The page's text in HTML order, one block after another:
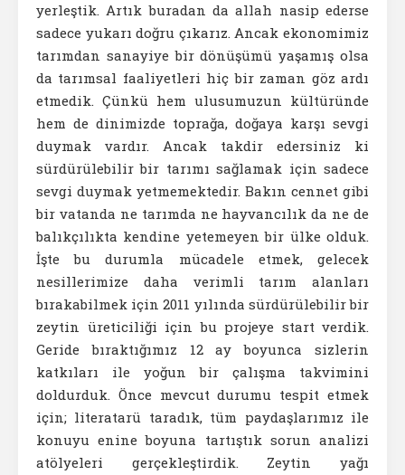
yerleştik. Artık buradan da allah nasip ederse
sadece yukarı doğru çıkarız. Ancak ekonomimiz
tarımdan sanayiye bir dönüşümü yaşamış olsa
da tarımsal faaliyetleri hiç bir zaman göz ardı
etmedik. Çünkü hem ulusumuzun kültüründe
hem de dinimizde toprağa, doğaya karşı sevgi
duymak vardır. Ancak takdir edersiniz ki
sürdürülebilir bir tarımı sağlamak için sadece
sevgi duymak yetmemektedir. Bakın cennet gibi
bir vatanda ne tarımda ne hayvancılık da ne de
balıkçılıkta kendine yetemeyen bir ülke olduk.
İşte bu durumla mücadele etmek, gelecek
nesillerimize daha verimli tarım alanları
bırakabilmek için 2011 yılında sürdürülebilir bir
zeytin üreticiliği için bu projeye start verdik.
Geride bıraktığımız 12 ay boyunca sizlerin
katkıları ile yoğun bir çalışma takvimini
doldurduk. Önce mevcut durumu tespit etmek
için; literatarü taradık, tüm paydaşlarımız ile
konuyu enine boyuna tartıştık sorun analizi
atölyeleri gerçekleştirdik. Zeytin yağı